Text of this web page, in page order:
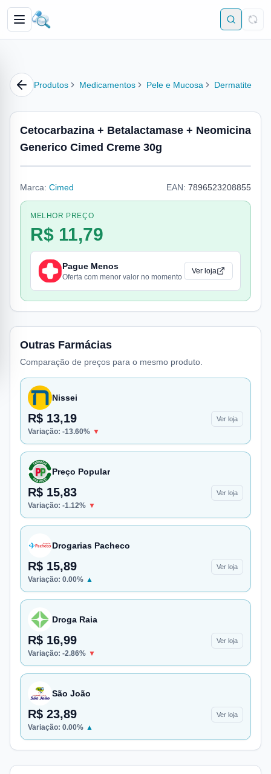
Produtos Medicamentos Pele e Mucosa Dermatite
Cetocarbazina + Betalactamase + Neomicina
Generico Cimed Creme 30g
Marca: Cimed EAN: 7896523208855
MELHOR PREÇO
R$ 11,79
Pague Menos
Oferta com menor valor no momento
Ver loja
Outras Farmácias
Comparação de preços para o mesmo produto.
Nissei
R$ 13,19 Ver loja
Variação: -13.60% ▼
Preço Popular
R$ 15,83 Ver loja
Variação: -1.12% ▼
Drogarias Pacheco
R$ 15,89 Ver loja
Variação: 0.00% ▲
Droga Raia
R$ 16,99 Ver loja
Variação: -2.86% ▼
São João
R$ 23,89 Ver loja
Variação: 0.00% ▲